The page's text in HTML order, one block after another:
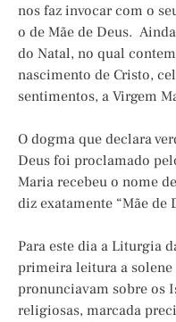
nos faz invocar com o
o de Mãe de Deus.
do Natal, no qual
nascimento de Cristo,
sentimentos, a Virgem
O dogma que declara
Deus foi proclamado
Maria recebeu o nome
diz exatamente “Mãe de
Para este dia a Liturgia
primeira leitura a solene
pronunciavam sobre os
religiosas, marcada